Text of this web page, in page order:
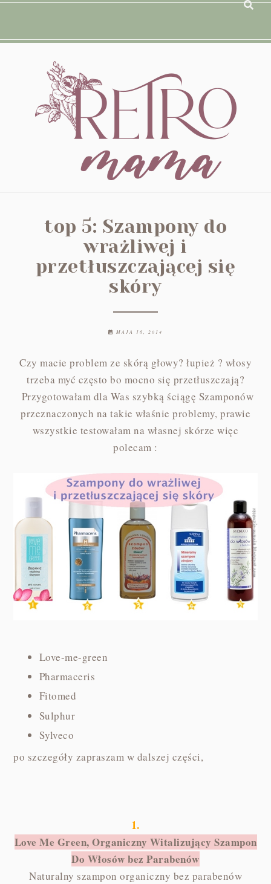
top 5: Szampony do
wrażliwej i
przetłuszczającej się
skóry
MAJA 16, 2014
Czy macie problem ze skórą głowy? łupież ? włosy
trzeba myć często bo mocno się przetłuszczają?
Przygotowałam dla Was szybką ściągę Szamponów
przeznaczonych na takie właśnie problemy, prawie
wszystkie testowałam na własnej skórze więc
polecam :
Love-me-green
Pharmaceris
Fitomed
Sulphur
Sylveco
po szczegóły zapraszam w dalszej części,
1.
Love Me Green, Organiczny Witalizujący Szampon
Do Włosów bez Parabenów
Naturalny szampon organiczny bez parabenów